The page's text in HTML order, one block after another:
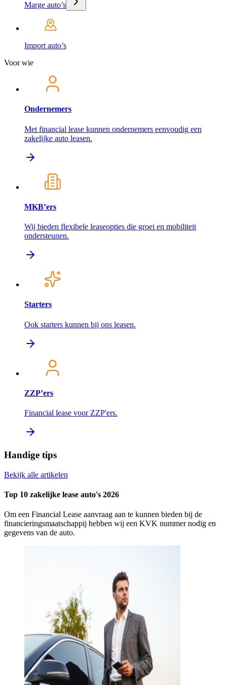
Marge auto’s
Import auto’s
Voor wie
Ondernemers
Met financial lease kunnen ondernemers eenvoudig een
zakelijke auto leasen.
MKB’ers
Wij bieden flexibele leaseopties die groei en mobiliteit
ondersteunen.
Starters
Ook starters kunnen bij ons leasen.
ZZP’ers
Financial lease voor ZZP'ers.
Handige tips
Bekijk alle artikelen
Top 10 zakelijke lease auto's 2026
Om een Financial Lease aanvraag aan te kunnen bieden bij de
financieringsmaatschappij hebben wij een KVK nummer nodig en
gegevens van de auto.